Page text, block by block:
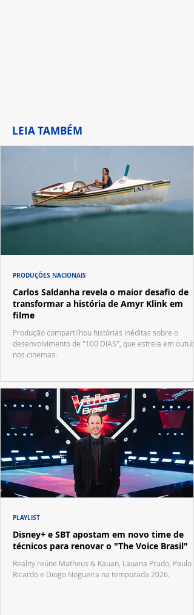
LEIA TAMBÉM
Carlos Saldanha revela o maior desafio de
transformar a história de Amyr Klink em
filme
Produção compartilhou histórias inéditas sobre o
desenvolvimento de "100 DIAS", que estreia em
nos cinemas.
PRODUÇÕES NACIONAIS
Disney+ e SBT apostam em novo time de
técnicos para renovar o "The Voice Brasil"
Reality reúne Matheus & Kauan, Lauana Prado, Paulo
Ricardo e Diogo Nogueira na temporada 2026.
PLAYLIST